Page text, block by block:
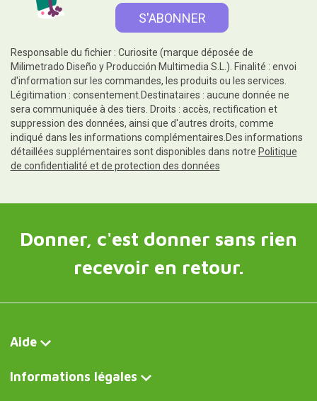
Responsable du fichier : Curiosite (marque déposée de
Milimetrado Diseño y Producción Multimedia S.L.). Finalité : envoi
d'information sur les commandes, les produits ou les services.
Légitimation : consentement.Destinataires : aucune donnée ne
sera communiquée à des tiers. Droits : accès, rectification et
suppression des données, ainsi que d'autres droits, comme
indiqué dans les informations complémentaires.Des informations
détaillées supplémentaires sont disponibles dans notre Politique
de confidentialité et de protection des données
Donner, c'est donner sans rien
recevoir en retour.
Aide
Informations légales